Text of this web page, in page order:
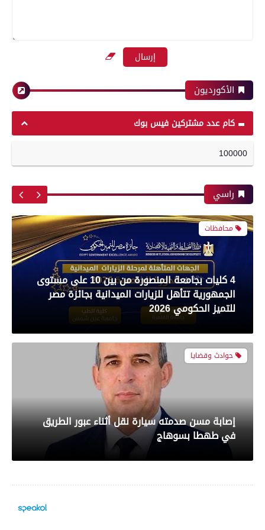
بعدسة الخبر المصري| شاهد أبرز لقطات مباراة
الأهلي وبيراميدز فى الدورى
رياضة
بعدسة الخبر المصري| شاهد أبرز لقطات مباراة
الكونفدرالية الإفريقية
رياضة
بعدسة الخبر المصري| شاهد أبرز لقطات مباراة
الأهلي و سيراميك فى الدورى
رياضة
بعدسة الخبر المصري| شاهد أبرز لقطات مباراة
الزمالك والمصري البورسعيدي فى الدوري
الأكورديون
كام عدد مشتركين فيس بوك
100000
راسي
للاستهلاك الآدمى قبل طرحه بالأسواق
محافظات
مدير أمن سوهاج يواصل جولاته المفاجئة ويتفقد
الكنائس والأديرة
محافظات
4 كليات بجامعة المنصورة من بين 10 على مستوى
الجمهورية تتأهل للزيارات الميدانية بجائزة مصر
للتميز الحكومي 2026
حوادث وقضايا
إصابة مسن صدمته سيارة نقل أثناء عبور الطريق
في طهطا بسوهاج